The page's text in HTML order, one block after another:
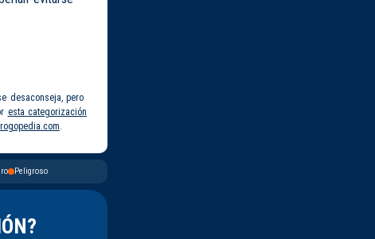
desaconseja, pero
esta categorización
.
Peligroso